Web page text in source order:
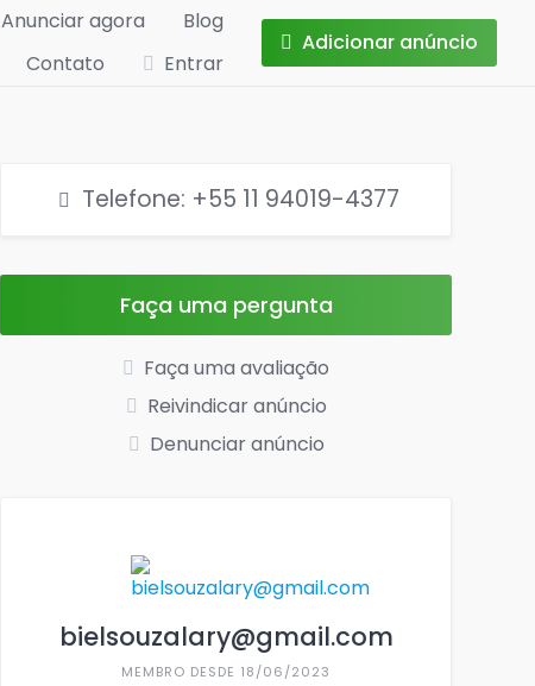
Anunciar agora
Blog
Contato
Entrar
Adicionar anúncio
Telefone: +55 11 94019-4377
Faça uma pergunta
Faça uma avaliação
Reivindicar anúncio
Denunciar anúncio
bielsouzalary@gmail.com
MEMBRO DESDE 18/06/2023